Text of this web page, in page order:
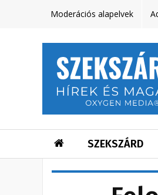
Moderációs alapelvek
SZEKSZÁRD